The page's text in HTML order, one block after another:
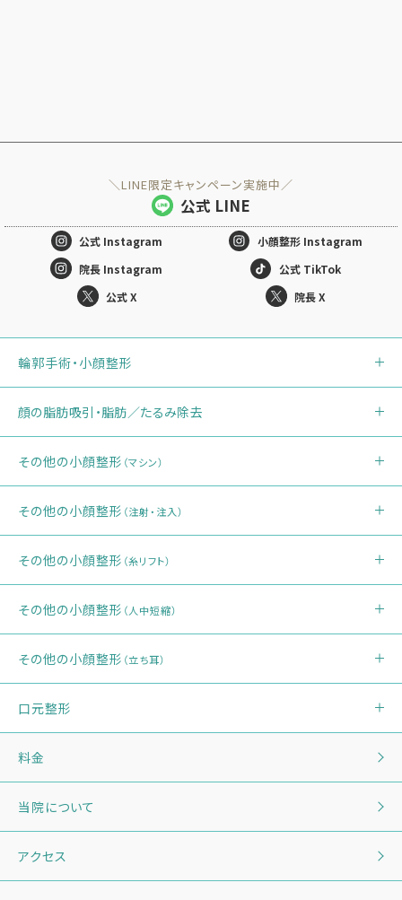
＼LINE限定キャンペーン実施中／
公式 LINE
公式 Instagram 小顔整形 Instagram
院長 Instagram
公式 TikTok
公式 X
院長 X
輪郭手術・小顔整形
顔の脂肪吸引・脂肪／たるみ除去
その他の小顔整形 （マシン）
その他の小顔整形 （注射・注入）
その他の小顔整形 （糸リフト）
その他の小顔整形 （人中短縮）
その他の小顔整形 （立ち耳）
口元整形
料金
当院について
アクセス